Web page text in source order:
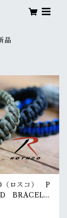
品
ロスコ） P
BRACELE